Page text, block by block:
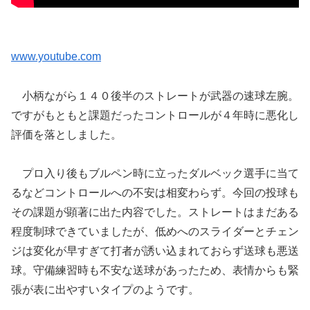
www.youtube.com
小柄ながら１４０後半のストレートが武器の速球左腕。
ですがもともと課題だったコントロールが４年時に悪化し
評価を落としました。
プロ入り後もブルペン時に立ったダルベック選手に当て
るなどコントロールへの不安は相変わらず。今回の投球も
その課題が顕著に出た内容でした。ストレートはまだある
程度制球できていましたが、低めへのスライダーとチェン
ジは変化が早すぎて打者が誘い込まれておらず送球も悪送
球。守備練習時も不安な送球があったため、表情からも緊
張が表に出やすいタイプのようです。